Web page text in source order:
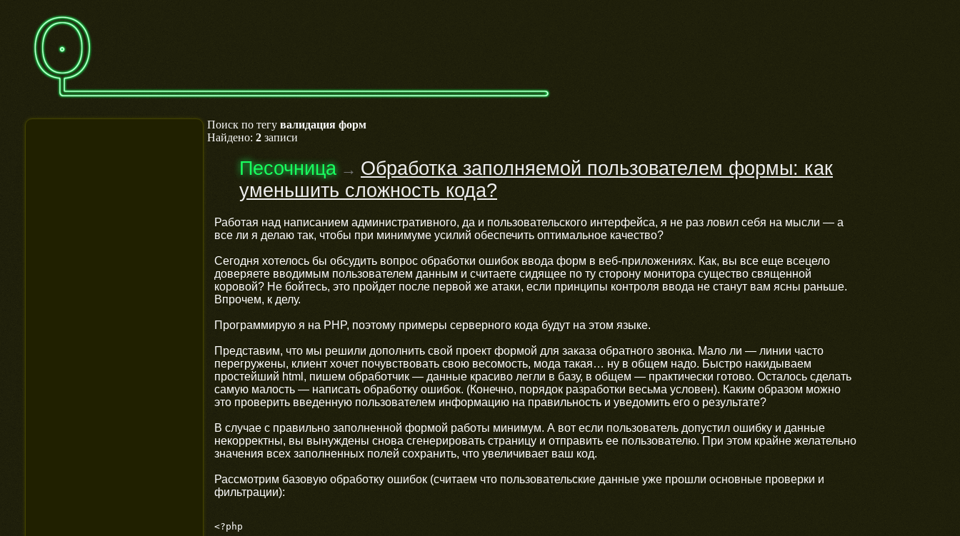
Поиск по тегу валидация форм
Найдено: 2 записи
Песочница→ Обработка заполняемой пользователем формы: как
уменьшить сложность кода?
Работая над написанием административного, да и пользовательского интерфейса, я не раз ловил себя на мысли — а
все ли я делаю так, чтобы при минимуме усилий обеспечить оптимальное качество?
Сегодня хотелось бы обсудить вопрос обработки ошибок ввода форм в веб-приложениях. Как, вы все еще всецело
доверяете вводимым пользователем данным и считаете сидящее по ту сторону монитора существо священной
коровой? Не бойтесь, это пройдет после первой же атаки, если принципы контроля ввода не станут вам ясны раньше.
Впрочем, к делу.
Программирую я на PHP, поэтому примеры серверного кода будут на этом языке.
Представим, что мы решили дополнить свой проект формой для заказа обратного звонка. Мало ли — линии часто
перегружены, клиент хочет почувствовать свою весомость, мода такая… ну в общем надо. Быстро накидываем
простейший html, пишем обработчик — данные красиво легли в базу, в общем — практически готово. Осталось сделать
самую малость — написать обработку ошибок. (Конечно, порядок разработки весьма условен). Каким образом можно
это проверить введенную пользователем информацию на правильность и уведомить его о результате?
В случае с правильно заполненной формой работы минимум. А вот если пользователь допустил ошибку и данные
некорректны, вы вынуждены снова сгенерировать страницу и отправить ее пользователю. При этом крайне желательно
значения всех заполненных полей сохранить, что увеличивает ваш код.
Рассмотрим базовую обработку ошибок (считаем что пользовательские данные уже прошли основные проверки и
фильтрации):
<?php